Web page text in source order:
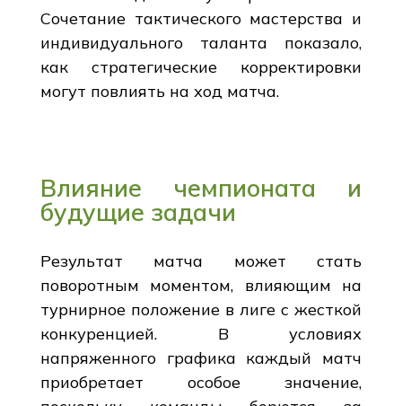
Сочетание тактического мастерства и
индивидуального таланта показало,
как стратегические корректировки
могут повлиять на ход матча.
Влияние чемпионата и
будущие задачи
Результат матча может стать
поворотным моментом, влияющим на
турнирное положение в лиге с жесткой
конкуренцией. В условиях
напряженного графика каждый матч
приобретает особое значение,